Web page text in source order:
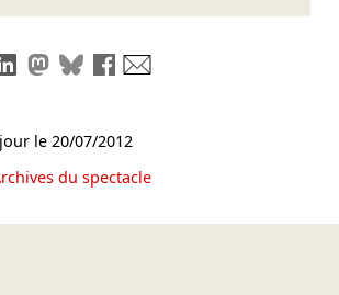
le lien
Partager sur LinkedIn
Partager sur Mastodon
Partager sur Bluesky
Partager sur Facebook
le 20/07/2012
du spectacle